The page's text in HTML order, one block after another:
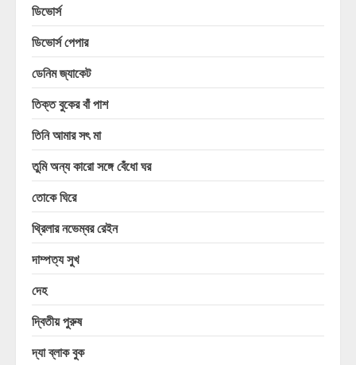
ডিভোর্স
ডিভোর্স পেপার
ডেনিম জ্যাকেট
তিক্ত বুকের বাঁ পাশ
তিনি আমার সৎ মা
তুমি অন্য কারো সঙ্গে বেঁধো ঘর
তোকে ঘিরে
থ্রিলার নভেম্বর রেইন
দাম্পত্য সুখ
দেহ
দ্বিতীয় পুরুষ
দ্যা ব্লাক বুক